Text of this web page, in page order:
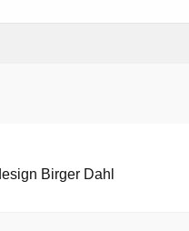
Birger Dahl